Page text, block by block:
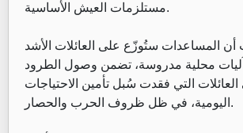
مستلزمات العيش الأساسية.
أن المساعدات ستُوزّع على العائلات الأشد
محلية مدروسة، تضمن وصول الطرود
العائلات التي فقدت سُبل تأمين الاحتياجات
اليومية، في ظل ظروف الحرب والحصار.